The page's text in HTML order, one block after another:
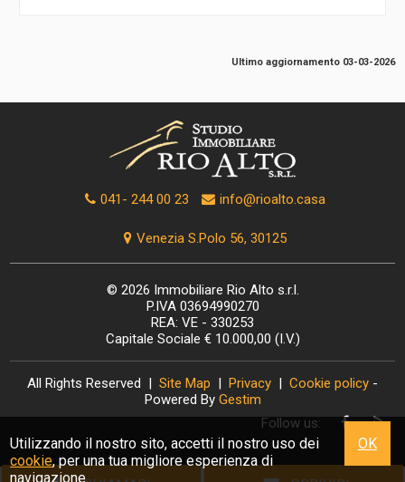
Ultimo aggiornamento 03-03-2026
041- 244 00 23 info@rioalto.casa
Venezia S.Polo 56, 30125
© 2026 Immobiliare Rio Alto s.r.l.
P.IVA 03694990270
REA: VE - 330253
Capitale Sociale € 10.000,00 (I.V.)
All Rights Reserved | Site Map | Privacy | Cookie policy -
Powered By Gestim
Follow us:
Utilizzando il nostro sito, accetti il nostro uso dei
cookie, per una tua migliore esperienza di
navigazione.
OK